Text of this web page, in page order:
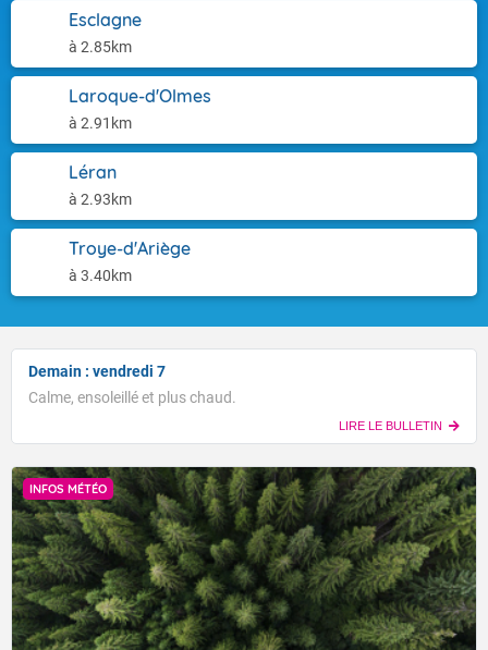
Esclagne
à 2.85km
Laroque-d'Olmes
à 2.91km
Léran
à 2.93km
Troye-d'Ariège
à 3.40km
Demain : vendredi 7
Calme, ensoleillé et plus chaud.
LIRE LE BULLETIN
INFOS MÉTÉO